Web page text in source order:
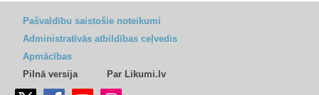
Pašvaldību saistošie noteikumi
Administratīvās atbildības ceļvedis
Apmācības
Pilnā versija
Par Likumi.lv